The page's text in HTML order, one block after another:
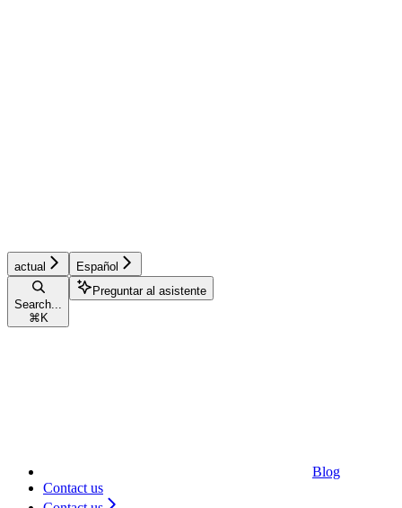
actual Español
Search...
⌘ K
Preguntar al asistente
Blog
Contact us